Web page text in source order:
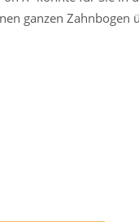
ganzen Zahnbogen